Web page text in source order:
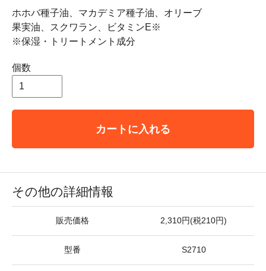
ホホバ種子油、マカデミア種子油、オリーブ
果実油、スクワラン、ビタミンE※
※保湿・トリートメント成分
個数
カートに入れる
その他の詳細情報
販売価格 2,310円(税210円)
型番 S2710